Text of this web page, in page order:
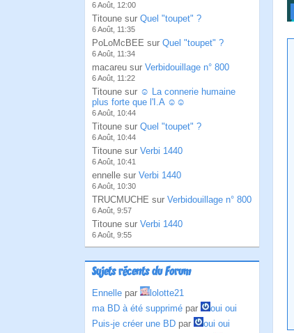
6 Août, 12:00
Titoune sur Quel "toupet" ?
6 Août, 11:35
PoLoMcBEE sur Quel "toupet" ?
6 Août, 11:34
macareu sur Verbidouillage n° 800
6 Août, 11:22
Titoune sur ☺ La connerie humaine
plus forte que l'I.A ☺☺
6 Août, 10:44
Titoune sur Quel "toupet" ?
6 Août, 10:44
Titoune sur Verbi 1440
6 Août, 10:41
ennelle sur Verbi 1440
6 Août, 10:30
TRUCMUCHE sur Verbidouillage n° 800
6 Août, 9:57
Titoune sur Verbi 1440
6 Août, 9:55
Sujets récents du Forum
Ennelle par
lolotte21
ma BD à été supprimé par
oui oui
Puis-je créer une BD par
oui oui